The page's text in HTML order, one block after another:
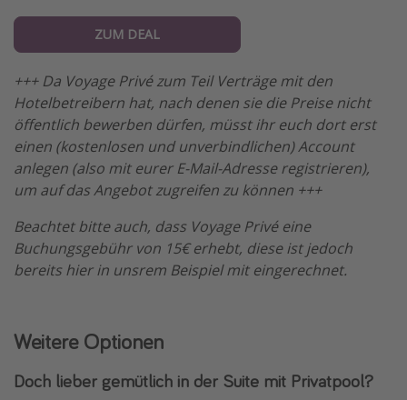
ZUM DEAL
+++ Da Voyage Privé zum Teil Verträge mit den
Hotelbetreibern hat, nach denen sie die Preise nicht
öffentlich bewerben dürfen, müsst ihr euch dort erst
einen (kostenlosen und unverbindlichen) Account
anlegen (also mit eurer E-Mail-Adresse registrieren),
um auf das Angebot zugreifen zu können +++
Beachtet bitte auch, dass Voyage Privé eine
Buchungsgebühr von 15€ erhebt, diese ist jedoch
bereits hier in unsrem Beispiel mit eingerechnet.
Weitere Optionen
Doch lieber gemütlich in der Suite mit Privatpool?